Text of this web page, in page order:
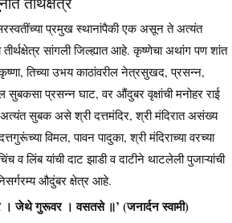
प्रमुख स्थानांपैकी एक असून ते अत्यंत
सांगली जिल्ह्यात आहे. कृष्णेचा अथांग पण शांत
कृष्णा, तिच्या उभय काठांवरील नेत्रसुखद, प्रसन्न,
सुबकसा प्रसन्न घाट, वर औंदुबर वृक्षांची मनोहर राई
सुबक असे श्री दत्तमंदिर, श्री मंदिरात असंख्य
विमल, पावन पादुका, श्री मंदिराच्या वरच्या
व लिंब यांची दाट झाडी व दाटीने थाटलेली पुजाऱ्यांची
औदुंबर क्षेत्र आहे.
। जेथे गुरूवर । वसतसे ॥’ (जनार्दन स्वामी)